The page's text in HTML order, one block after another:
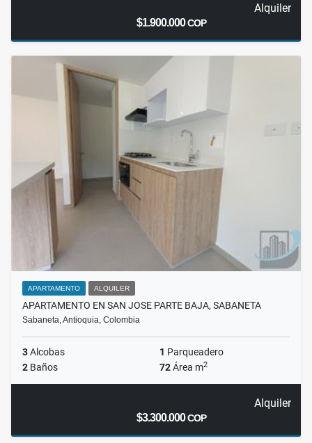
Alquiler
$1.900.000COP
APARTAMENTO ALQUILER
APARTAMENTO EN SAN JOSE PARTE BAJA, SABANETA
Sabaneta, Antioquia, Colombia
3Alcobas 1 Parqueadero
2 Baños 72Área m2
Alquiler
$3.300.000COP